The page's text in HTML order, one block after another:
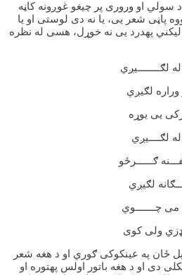
او وروری پر چیغو غوږونه کاڼه
پاڼی شعر یی، یا نه دی لوستی او یا
پهدرد یی نه خوړل، هسی له نظره
لګیږي
یی یوړه
لګــــیږي
ګــــــرځو
لګیږي
می چـــــــوي
ډزي ولی کوی
ځان په عینکوکی ګوري او د هغه شعر
دی او د هغه باتور اولس پهتوره او